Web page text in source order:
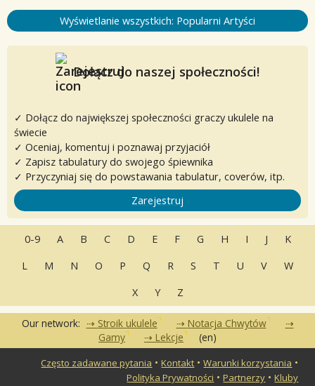
Wyświetlanie wszystkich: Popularni Artyści
Dołącz do naszej społeczności!
✓ Dołącz do największej społeczności graczy ukulele na
świecie
✓ Oceniaj, komentuj i poznawaj przyjaciół
✓ Zapisz tabulatury do swojego śpiewnika
✓ Przyczyniaj się do powstawania tabulatur, coverów, itp.
Zarejestruj
0-9 A B C D E F G H I J
K
L
M N O P Q R S T U V
W
X
Y Z
Our network: Stroik ukulele
Notacja Chwytów
Gamy
Lekcje (en)
Często zadawane pytania •Kontakt •Warunki korzystania •
Polityka Prywatności •Partnerzy •Kluby